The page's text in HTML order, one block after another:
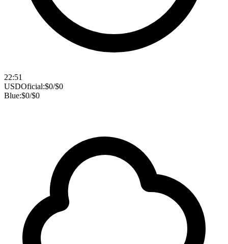
22:51
USDOficial:$0/$0
Blue:$0/$0